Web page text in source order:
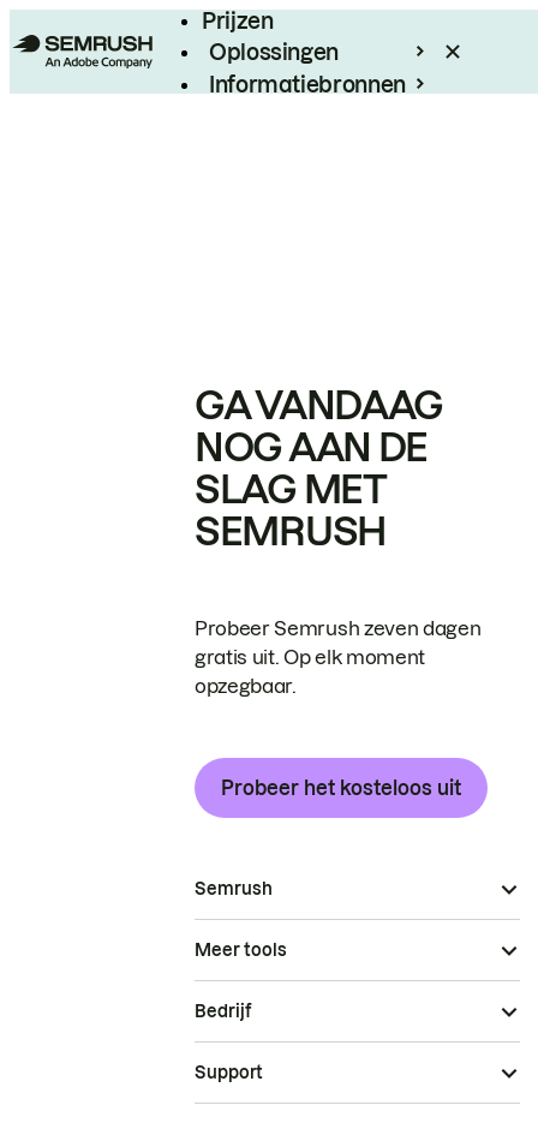
Prijzen
Oplossingen
Informatiebronnen
GA VANDAAG
NOG AAN DE
SLAG MET
SEMRUSH
Probeer Semrush zeven dagen
gratis uit. Op elk moment
opzegbaar.
Probeer het kosteloos uit
Semrush
Meer tools
Bedrijf
Support